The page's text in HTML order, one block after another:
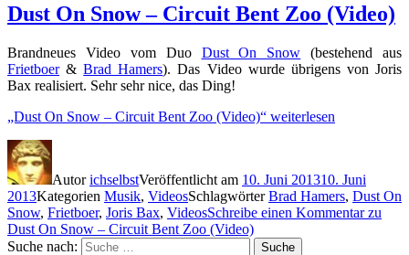
Dust On Snow – Circuit Bent Zoo (Video)
Brandneues Video vom Duo Dust On Snow (bestehend aus
Frietboer&Brad Hamers). Das Video wurde übrigens von Joris
Bax realisiert. Sehr sehr nice, das Ding!
„Dust On Snow – Circuit Bent Zoo (Video)“ weiterlesen
AutorichselbstVeröffentlicht am 10. Juni 201310. Juni
2013Kategorien Musik, VideosSchlagwörterBrad Hamers, Dust On
Snow, Frietboer, Joris Bax, VideosSchreibe einen Kommentarzu
Dust On Snow – Circuit Bent Zoo (Video)
Suche nach:
Suche